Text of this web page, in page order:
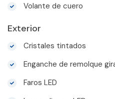
Volante de cuero
Exterior
Cristales tintados
Enganche de remolque
Faros LED